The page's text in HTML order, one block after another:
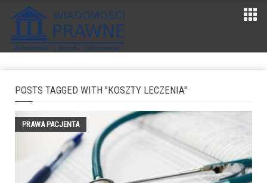
POSTS TAGGED WITH "KOSZTY LECZENIA"
PRAWA PACJENTA